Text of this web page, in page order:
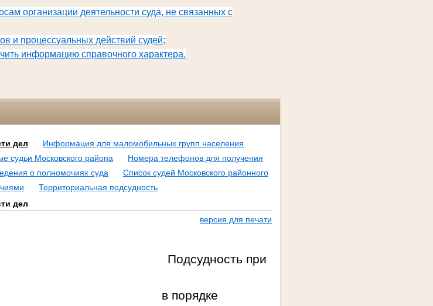
организации деятельности суда, не связанных с
и процессуальных действий судей;
информацию справочного характера.
дел
Информация для маломобильных групп населения
судьи Московского района
Номера телефонов для получения
о полномочиях суда
Список судей Московского районного
Территориальная подсудность
дел
версия для печати
Подсудность при